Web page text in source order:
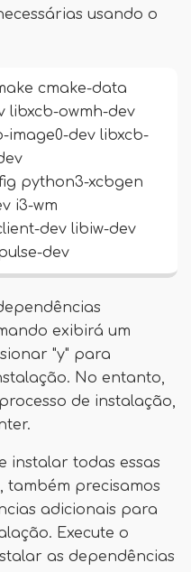
usando o
cmake-data
libxcb-owmh-dev
image0-dev libxcb-
python3-xcbgen
i3-wm
dev libiw-dev
dev
exibirá um
"y" para
No entanto,
de instalação,
instalar todas essas
também precisamos
adicionais para
Execute o
as dependências